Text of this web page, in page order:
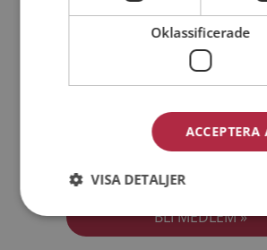
Medlemsvillkoren
Jag accepterarPersonuppgiftspolicyn
Oklassificerade
ACCEPTERA
VISA DETALJER